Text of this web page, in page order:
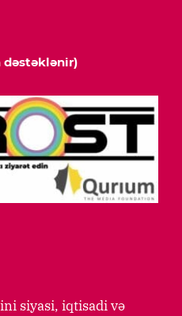
dəstəklənir)
siyasi, iqtisadi və